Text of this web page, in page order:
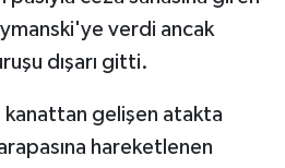
verdi ancak
dışarı gitti.
kanattan gelişen atakta
hareketlenen